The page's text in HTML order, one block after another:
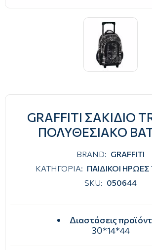
GRAFFITI ΣΑΚΙΔΙΟ
ΠΟΛΥΘΕΣΙΑΚΟ
BRAND: GRAFFITI
ΚΑΤΗΓΟΡΙΑ: ΠΑΙΔΙΚΟΙ ΗΡΩΕΣ
SKU: 050644
Διαστάσεις
30*14*44